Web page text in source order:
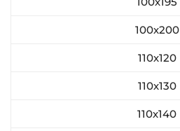
100х200
110х120
110х130
110х140